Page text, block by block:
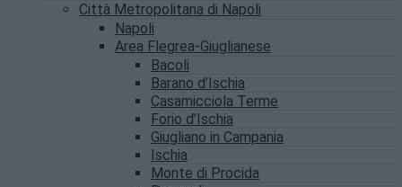
Città Metropolitana di Napoli
Napoli
Area Flegrea-Giuglianese
Bacoli
Barano d’Ischia
Casamicciola Terme
Forio d’Ischia
Giugliano in Campania
Ischia
Monte di Procida